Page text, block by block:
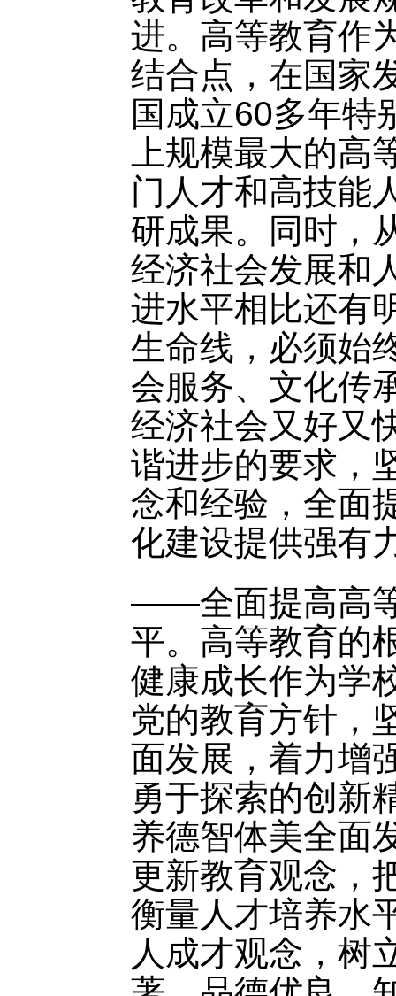
进。高等教育作
结合点，在国家
国成立60多年特
上规模最大的
门人才和高技能
研成果。同时，
经济社会发展和
进水平相比还有
生命线，必须始
会服务、文化传
经济社会又好又
谐进步的要求，
念和经验，全面
化建设提供强有
——全面提高高
平。高等教育的
健康成长作为学
党的教育方针，
面发展，着力增
勇于探索的创新
养德智体美全面
更新教育观念，
衡量人才培养水
人成才观念，树